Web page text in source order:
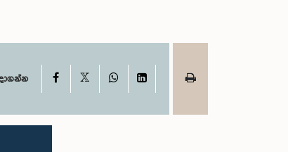
Facebook WhatsAppLinkedIn